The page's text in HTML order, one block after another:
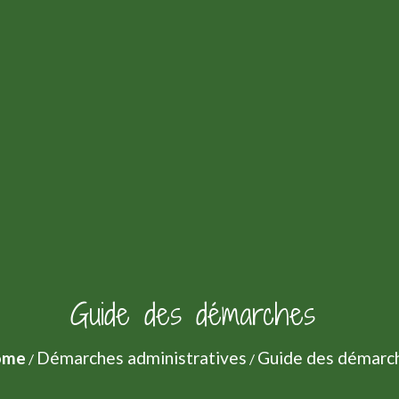
Guide des démarches
/ Démarches administratives / Guide des